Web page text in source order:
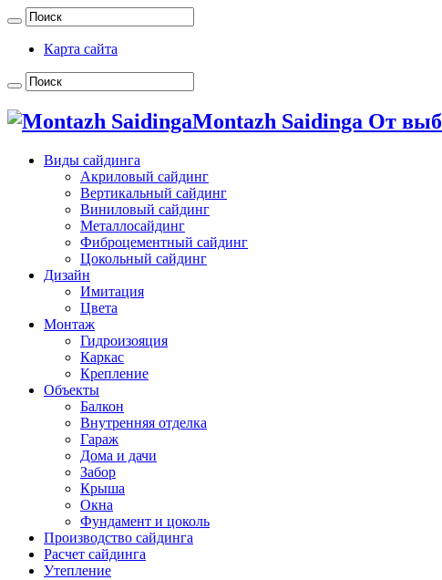
Карта сайта
Montazh Saidinga От
Виды сайдинга
Акриловый сайдинг
Вертикальный сайдинг
Виниловый сайдинг
Металлосайдинг
Фиброцементный сайдинг
Цокольный сайдинг
Дизайн
Имитация
Цвета
Монтаж
Гидроизояция
Каркас
Крепление
Объекты
Балкон
Внутренняя отделка
Гараж
Дома и дачи
Забор
Крыша
Окна
Фундамент и цоколь
Производство сайдинга
Расчет сайдинга
Утепление